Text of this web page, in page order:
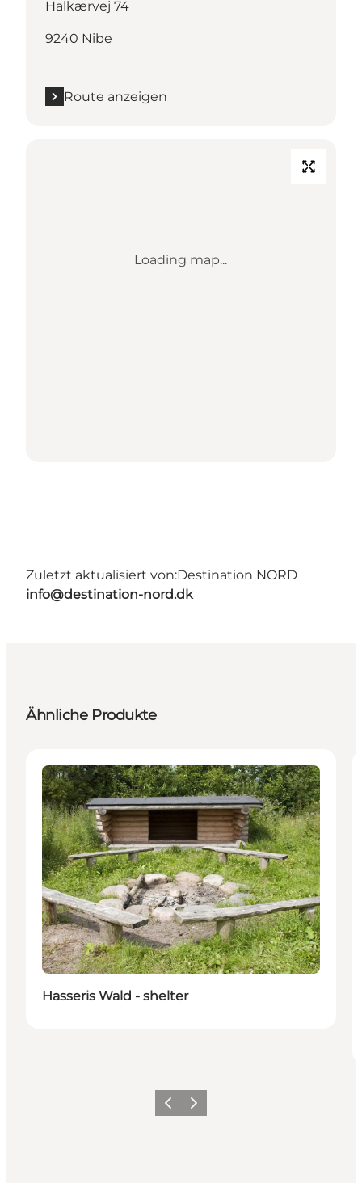
Halkærvej 74
9240 Nibe
Route anzeigen
Loading map...
Zuletzt aktualisiert von:Destination NORD
info@destination-nord.dk
Ähnliche Produkte
Unterkünfte
Hasseris Wald - shelter
ZurückWeiter